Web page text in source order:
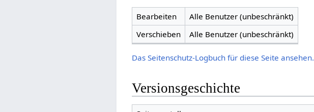
Bearbeiten
Alle Benutzer (unbeschränkt)
Verschieben
Alle Benutzer (unbeschränkt)
Das Seitenschutz-Logbuch für diese Seite ansehen.
Versionsgeschichte